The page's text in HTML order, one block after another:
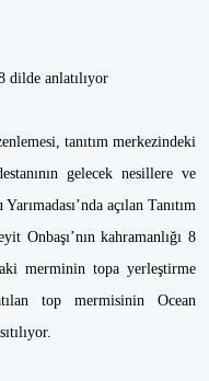
dilde anlatılıyor
tanıtım merkezindeki
gelecek nesillere ve
açılan Tanıtım
Onbaşı’nın kahramanlığı 8
merminin topa yerleştirme
top mermisinin Ocean